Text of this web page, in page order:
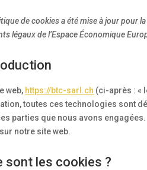
de cookies a été mise à jour pour
légaux de l’Espace Économique
web, https://btc-sarl.ch (ci-après : «
toutes ces technologies sont
parties que nous avons
notre site web.
sont les cookies ?